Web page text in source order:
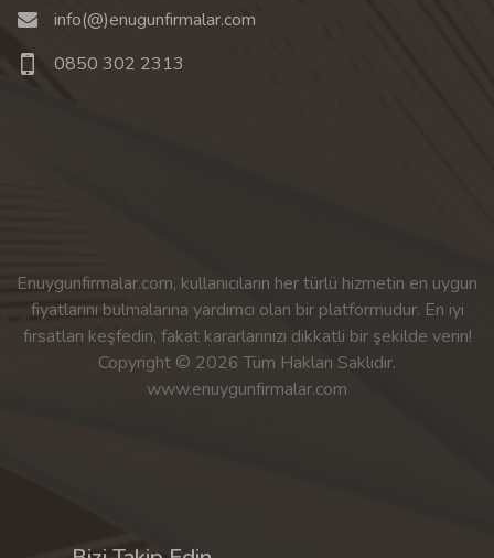
info(@)enugunfirmalar.com
0850 302 2313
Enuygunfirmalar.com, kullanıcıların her türlü hizmetin en uygun
fiyatlarını bulmalarına yardımcı olan bir platformudur. En iyi
fırsatları keşfedin, fakat kararlarınızı dikkatli bir şekilde verin!
Copyright © 2026 Tüm Hakları Saklıdır.
www.enuygunfirmalar.com